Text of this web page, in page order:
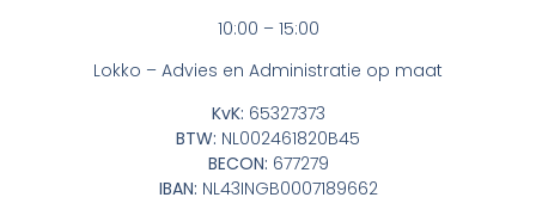
10:00 – 15:00
Lokko – Advies en Administratie op maat
KvK: 65327373
BTW: NL002461820B45
BECON: 677279
IBAN: NL43INGB0007189662